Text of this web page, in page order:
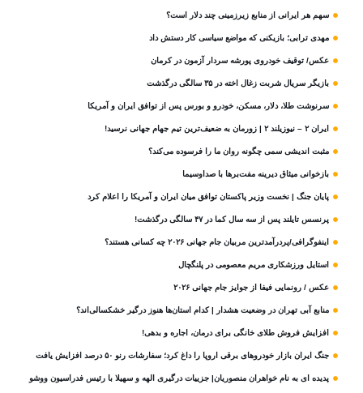
سهم هر ایرانی از منابع زیرزمینی چند دلار است؟
مهدی ترابی؛ بازیکنی که مواضع سیاسی‌ کار دستش داد
عکس/ توقیف خودروی پورشه سردار آزمون در کرمان
بازیگر سریال شربت زغال‌ اخته در ۳۵ سالگی درگذشت
سرنوشت طلا، دلار، مسکن، خودرو و بورس پس از توافق ایران و آمریکا
ایران ۲ – نیوزیلند ۲ | زورمان به ضعیف‌ترین تیم جهام جهانی نرسید!
مثبت‌ اندیشی سمی چگونه روان ما را فرسوده می‌کند؟
بازخوانی میثاق دیرینه مفت‌برها با صداوسیما
پایان جنگ | نخست وزیر پاکستان توافق میان ایران و آمریکا را اعلام کرد
پرنسس تایلند پس از سه سال کما در ۴۷ سالگی درگذشت!
اینفوگرافی/پردرآمدترین مربیان جام جهانی ۲۰۲۶ چه کسانی هستند؟
استایل ورزشکاری مریم معصومی در پلنگچال
عکس / رونمایی فیفا از جوایز جام جهانی ۲۰۲۶
منابع آبی تهران در وضعیت هشدار | کدام استان‌ها هنوز درگیر خشکسالی‌اند؟
افزایش فروش طلای خانگی برای درمان، اجاره و بدهی!
جنگ ایران بازار خودروهای برقی اروپا را داغ کرد؛ سفارشات رنو ۵۰ درصد افزایش یافت
پدیده ای به نام خواهران منصوریان| جزییات درگیری الهه و سهیلا با رئیس فدراسیون ووشو